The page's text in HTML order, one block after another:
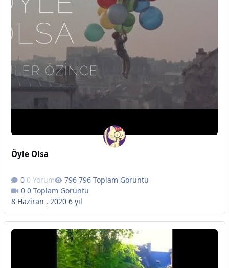
Öyle Olsa
0 Yorum
796 Toplam Görüntü
0 Toplam Görüntü
8 Haziran , 2020 6 yıl